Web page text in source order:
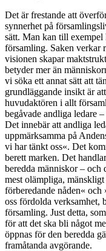
Det är frestande att
synnerhet på
sätt. Man kan till exempel
församling. Saken verkar
visionen skapar
betyder mer än
vi söka ett annat sätt att
grundläggande insikt är
huvudaktören i allt
begåvade andliga ledare
Det innebär att andliga
uppmärksamma på
vi har tänkt oss«. Det
berett marken. Det
beredda människor – och
mest olämpliga,
förberedande nåden«
oss fördolda verksamhet,
församling. Just detta,
för att det ska bli något
öppnas för den beredda
framåtanda avgörande.